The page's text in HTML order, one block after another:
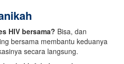
HIV bersama? Bisa, dan
bersama membantu keduanya
secara langsung.